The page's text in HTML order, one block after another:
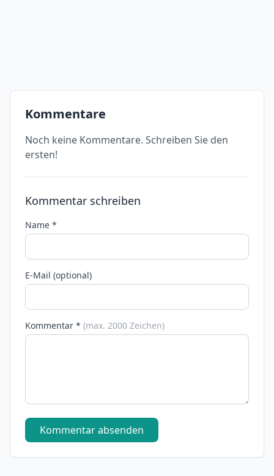
Kommentare
Noch keine Kommentare. Schreiben Sie den
ersten!
Kommentar schreiben
Name *
E-Mail (optional)
Kommentar * (max. 2000 Zeichen)
Kommentar absenden